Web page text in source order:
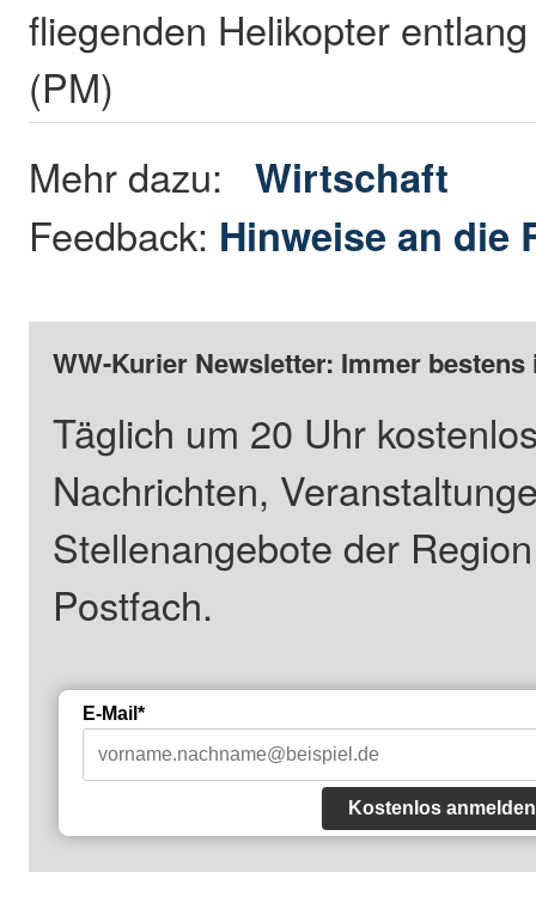
fliegenden Helikopter
(PM)
Mehr dazu:Wirtschaft
Feedback: Hinweise an die
WW-Kurier Newsletter: Immer
Täglich um 20 Uhr
Nachrichten,
Stellenangebote der
Postfach.
E-Mail*
Kostenlos anmelden